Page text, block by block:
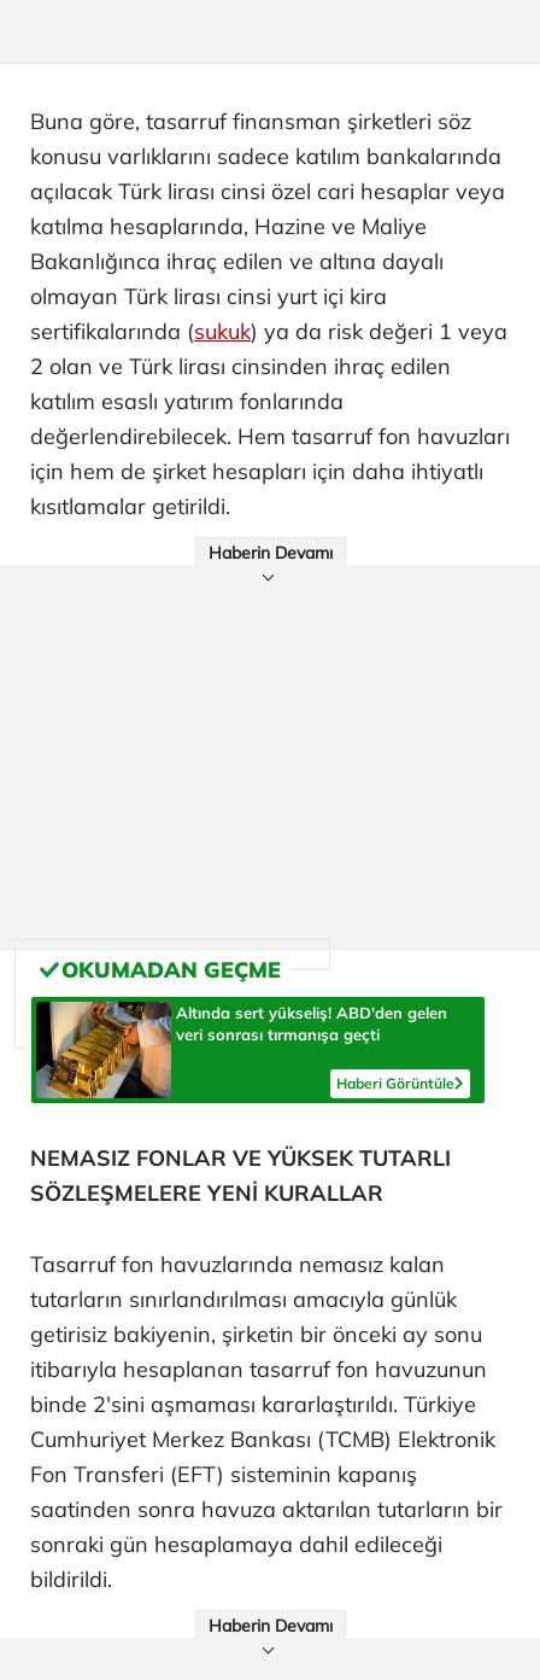
Buna göre, tasarruf finansman şirketleri söz
konusu varlıklarını sadece katılım bankalarında
açılacak Türk lirası cinsi özel cari hesaplar veya
katılma hesaplarında, Hazine ve Maliye
Bakanlığınca ihraç edilen ve altına dayalı
olmayan Türk lirası cinsi yurt içi kira
sertifikalarında (sukuk) ya da risk değeri 1 veya
2 olan ve Türk lirası cinsinden ihraç edilen
katılım esaslı yatırım fonlarında
değerlendirebilecek. Hem tasarruf fon havuzları
için hem de şirket hesapları için daha ihtiyatlı
kısıtlamalar getirildi.
Haberin Devamı
Altında sert yükseliş! ABD'den gelen
veri sonrası tırmanışa geçti
Haberi Görüntüle
NEMASIZ FONLAR VE YÜKSEK TUTARLI
SÖZLEŞMELERE YENİ KURALLAR
Tasarruf fon havuzlarında nemasız kalan
tutarların sınırlandırılması amacıyla günlük
getirisiz bakiyenin, şirketin bir önceki ay sonu
itibarıyla hesaplanan tasarruf fon havuzunun
binde 2'sini aşmaması kararlaştırıldı. Türkiye
Cumhuriyet Merkez Bankası (TCMB) Elektronik
Fon Transferi (EFT) sisteminin kapanış
saatinden sonra havuza aktarılan tutarların bir
sonraki gün hesaplamaya dahil edileceği
bildirildi.
Haberin Devamı